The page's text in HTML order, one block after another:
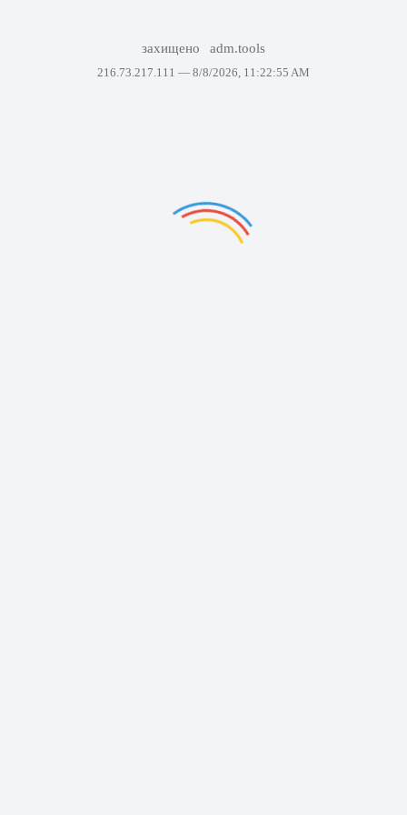
захищено adm.tools
216.73.217.111 — 8/8/2026, 11:22:55 AM